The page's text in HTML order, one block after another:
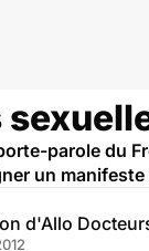
parole du
un
d'Allo